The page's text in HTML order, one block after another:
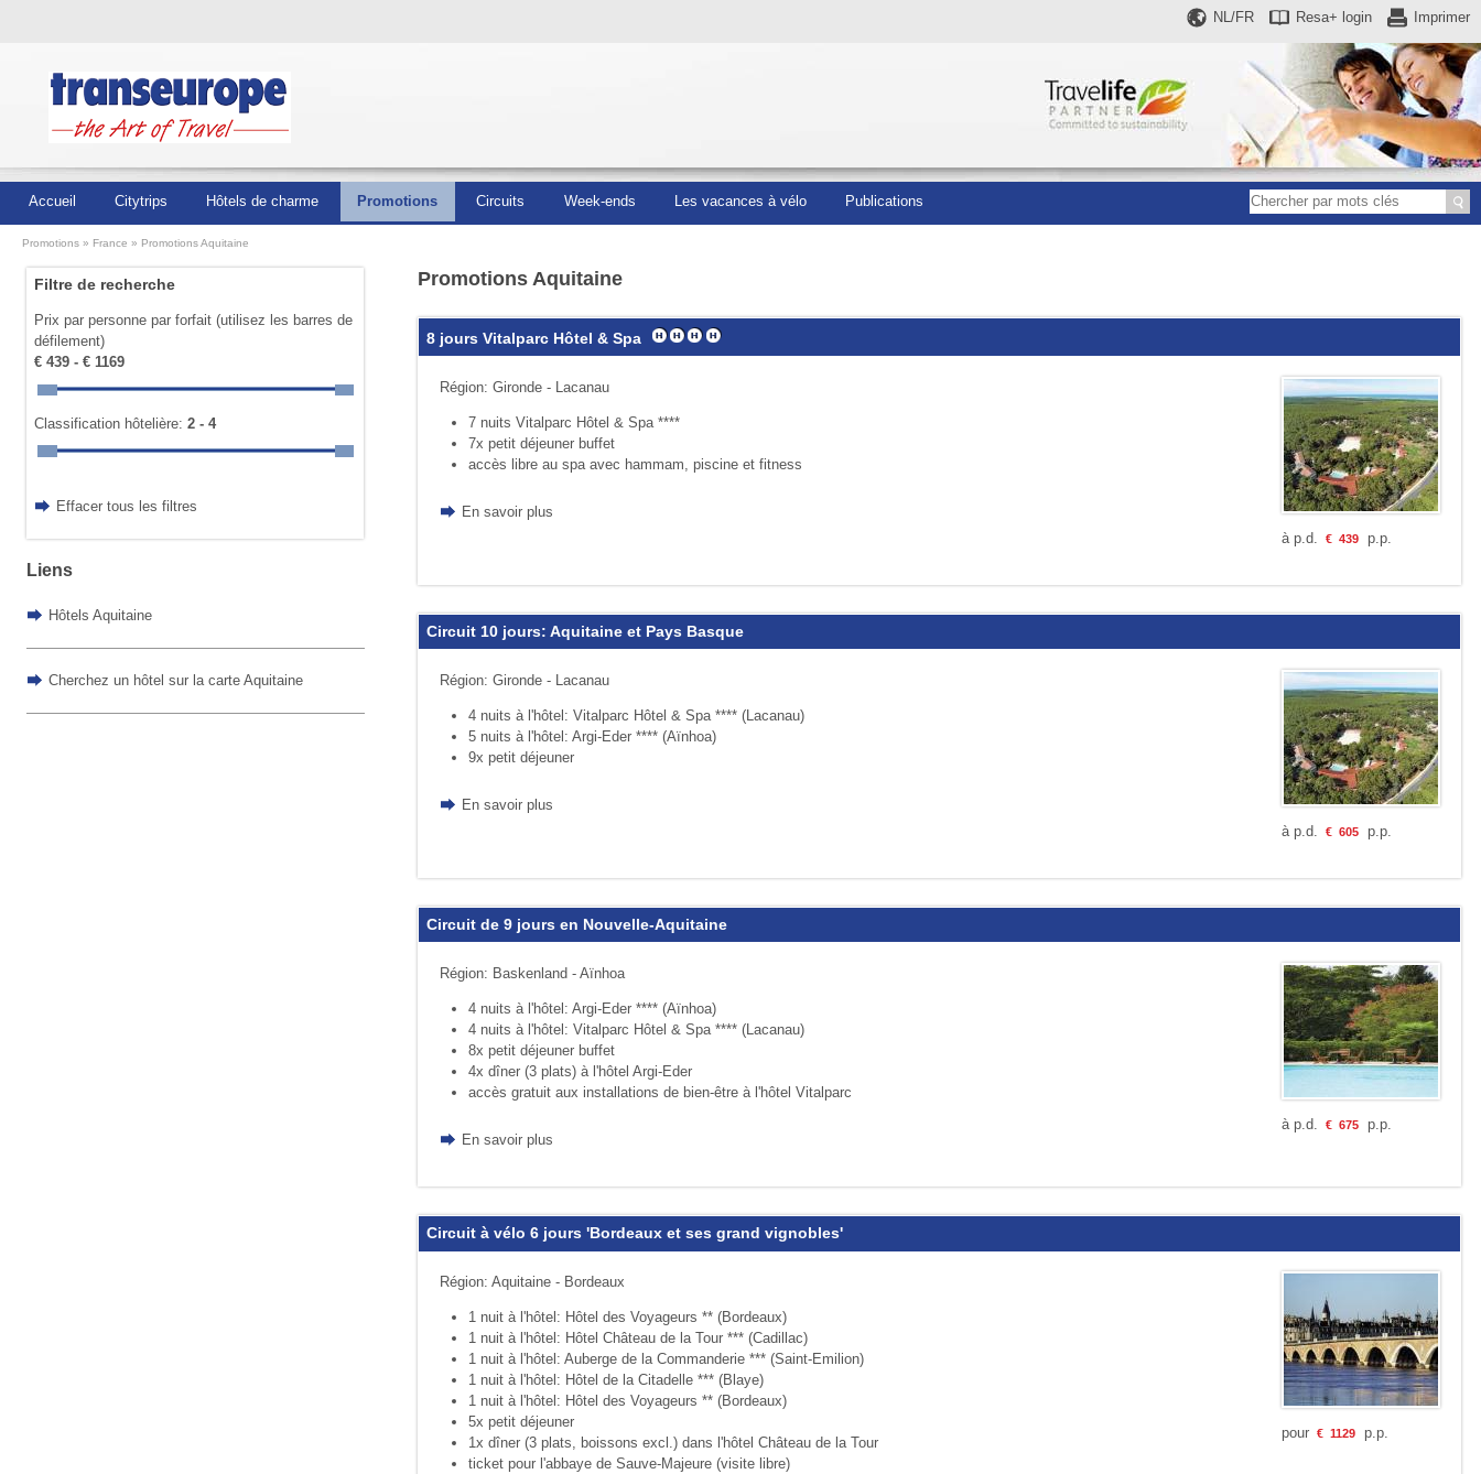
Imprimer
Resa+ login
NL/FR
Accueil Citytrips Hôtels de charme Promotions Circuits Week-ends Les vacances à vélo Publications
Promotions France Promotions Aquitaine
Filtre de recherche
Prix par personne par forfait (utilisez les barres de
défilement)
€ 439 - € 1169
Classification hôtelière:2 - 4
Effacer tous les filtres
Liens
Hôtels Aquitaine
Cherchez un hôtel sur la carte Aquitaine
Promotions Aquitaine
8 jours Vitalparc Hôtel & Spa
Région: Gironde - Lacanau
7 nuits Vitalparc Hôtel & Spa ****
7x petit déjeuner buffet
accès libre au spa avec hammam, piscine et fitness
En savoir plus
à p.d.
€ 439p.p.
Circuit 10 jours: Aquitaine et Pays Basque
Région: Gironde - Lacanau
4 nuits à l'hôtel: Vitalparc Hôtel & Spa **** (Lacanau)
5 nuits à l'hôtel: Argi-Eder **** (Aïnhoa)
9x petit déjeuner
En savoir plus
à p.d.
€ 605p.p.
Circuit de 9 jours en Nouvelle-Aquitaine
Région: Baskenland - Aïnhoa
4 nuits à l'hôtel: Argi-Eder **** (Aïnhoa)
4 nuits à l'hôtel: Vitalparc Hôtel & Spa **** (Lacanau)
8x petit déjeuner buffet
4x dîner (3 plats) à l'hôtel Argi-Eder
accès gratuit aux installations de bien-être à l'hôtel Vitalparc
En savoir plus
à p.d. € 675p.p.
Circuit à vélo 6 jours 'Bordeaux et ses grand vignobles'
Région: Aquitaine - Bordeaux
1 nuit à l'hôtel: Hôtel des Voyageurs ** (Bordeaux)
1 nuit à l'hôtel: Hôtel Château de la Tour *** (Cadillac)
1 nuit à l'hôtel: Auberge de la Commanderie *** (Saint-Emilion)
1 nuit à l'hôtel: Hôtel de la Citadelle *** (Blaye)
1 nuit à l'hôtel: Hôtel des Voyageurs ** (Bordeaux)
5x petit déjeuner
1x dîner (3 plats, boissons excl.) dans l'hôtel Château de la Tour
ticket pour l'abbaye de Sauve-Majeure (visite libre)
pour € 1129p.p.